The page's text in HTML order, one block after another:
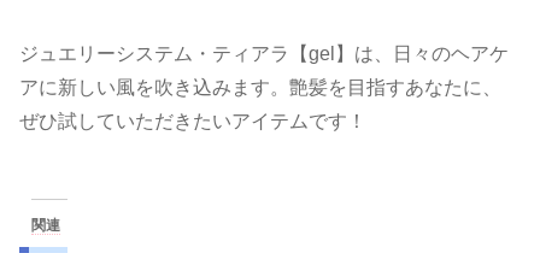
ジュエリーシステム・ティアラ【gel】は、日々のヘアケ
アに新しい風を吹き込みます。艶髪を目指すあなたに、
ぜひ試していただきたいアイテムです！
関連